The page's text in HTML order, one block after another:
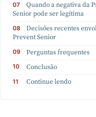
Quando a negativa da
Senior pode ser legítima
Decisões recentes
Prevent Senior
Perguntas frequentes
Conclusão
Continue lendo